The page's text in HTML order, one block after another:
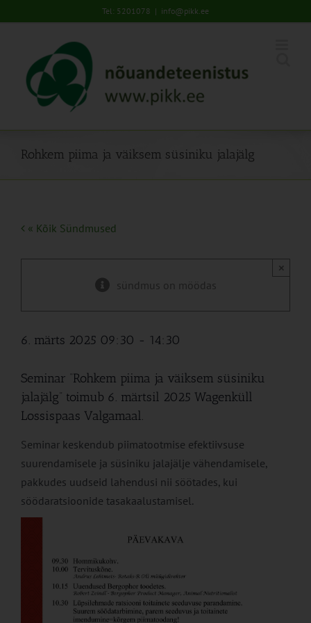
to
Tel: 5201078 | info@pikk.ee
Rohkem piima ja väiksem süsiniku jalajälg
« Kõik Sündmused
sündmus on möödas
×
6. märts 2025 09:30 - 14:30
Seminar “Rohkem piima ja väiksem süsiniku
jalajälg” toimub 6. märtsil 2025 Wagenküll
Lossispaas Valgamaal.
Seminar keskendub piimatootmise efektiivsuse
suurendamisele ja süsiniku jalajälje vähendamisele,
pakkudes uudseid lahendusi nii söötades, kui
söödaratsioonide tasakaalustamisel.